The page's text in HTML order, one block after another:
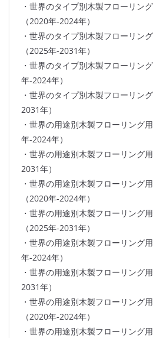
・世界のタイプ別木製フローリン
（2020年-2024年）
・世界のタイプ別木製フローリン
（2025年-2031年）
・世界のタイプ別木製フローリン
年-2024年）
・世界のタイプ別木製フローリン
2031年）
・世界の用途別木製フローリング
年-2024年）
・世界の用途別木製フローリング
2031年）
・世界の用途別木製フローリング
（2020年-2024年）
・世界の用途別木製フローリング
（2025年-2031年）
・世界の用途別木製フローリング
年-2024年）
・世界の用途別木製フローリング
2031年）
・世界の用途別木製フローリング
（2020年-2024年）
・世界の用途別木製フローリング